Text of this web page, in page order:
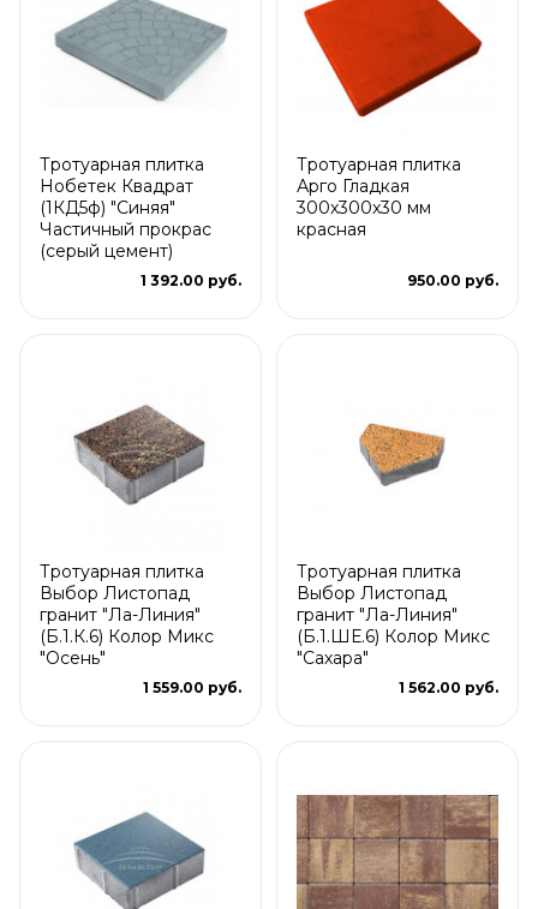
Тротуарная плитка
Нобетек Квадрат
(1КД5ф) "Синяя"
Частичный прокрас
(серый цемент)
1 392.00 руб.
Тротуарная плитка
Арго Гладкая
300x300x30 мм
красная
950.00 руб.
Тротуарная плитка
Выбор Листопад
гранит "Ла-Линия"
(Б.1.К.6) Колор Микс
"Осень"
1 559.00 руб.
Тротуарная плитка
Выбор Листопад
гранит "Ла-Линия"
(Б.1.ШЕ.6) Колор Микс
"Сахара"
1 562.00 руб.